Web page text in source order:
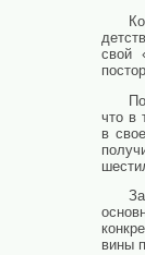
свой
что в
в
вины